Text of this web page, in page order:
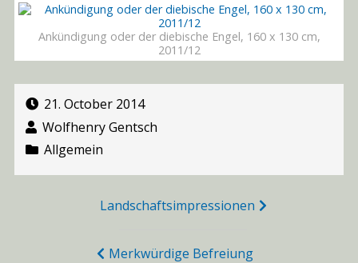
Ankündigung oder der diebische Engel, 160 x 130 cm,
2011/12
21. October 2014
Wolfhenry Gentsch
Allgemein
Beitragsnavigation
Landschaftsimpressionen
Merkwürdige Befreiung